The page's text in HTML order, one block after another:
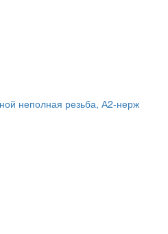
неполная резьба, А2-нерж